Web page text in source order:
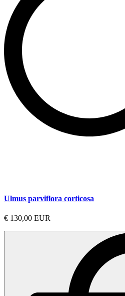
Ulmus parviflora corticosa
€ 130,00 EUR